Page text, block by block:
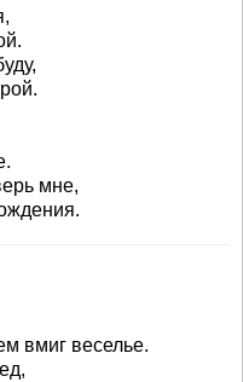
мне,
вмиг веселье.